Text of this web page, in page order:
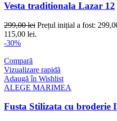
Vesta traditionala Lazar 12
299,00lei Prețul inițial a fost:
115,00 lei.
-30%
Compară
Vizualizare rapidă
Adaugă în Wishlist
ALEGE MARIMEA
Fusta Stilizata cu broderie